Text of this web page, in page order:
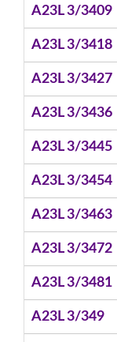
A23L 3/3409
A23L 3/3418
A23L 3/3427
A23L 3/3436
A23L 3/3445
A23L 3/3454
A23L 3/3463
A23L 3/3472
A23L 3/3481
A23L 3/349